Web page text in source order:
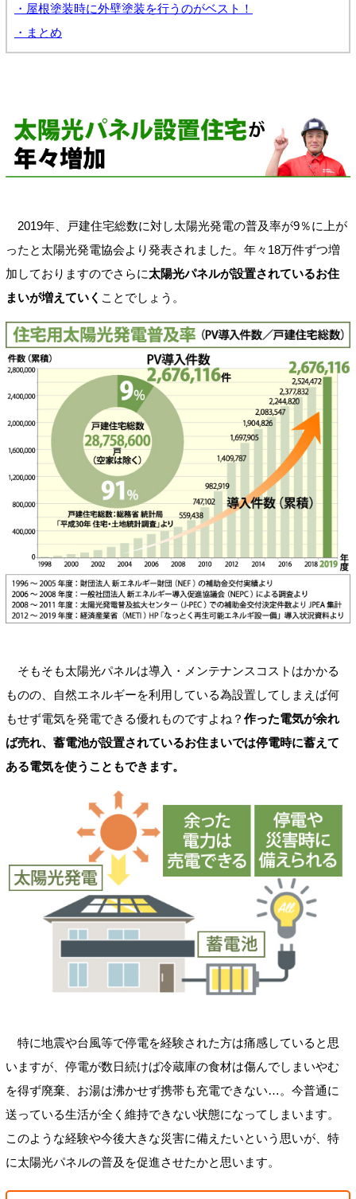
・屋根塗装時に外壁塗装を行うのがベスト！
・まとめ
2019年、戸建住宅総数に対し太陽光発電の普及率が9％に上が
ったと太陽光発電協会より発表されました。年々18万件ずつ増
加しておりますのでさらに太陽光パネルが設置されているお住
まいが増えていく ことでしょう。
そもそも太陽光パネルは導入・メンテナンスコストはかかる
ものの、自然エネルギーを利用している為設置してしまえば何
もせず電気を発電できる優れものですよね？ 作った電気が余れ
ば売れ、蓄電池が設置されているお住まいでは停電時に蓄えて
ある電気を使うこともできます。
特に地震や台風等で停電を経験された方は痛感していると思
いますが、停電が数日続けば冷蔵庫の食材は傷んでしまいやむ
を得ず廃棄、お湯は沸かせず携帯も充電できない…。今普通に
送っている生活が全く維持できない状態になってしまいます。
このような経験や今後大きな災害に備えたいという思いが、特
に太陽光パネルの普及を促進させたかと思います。